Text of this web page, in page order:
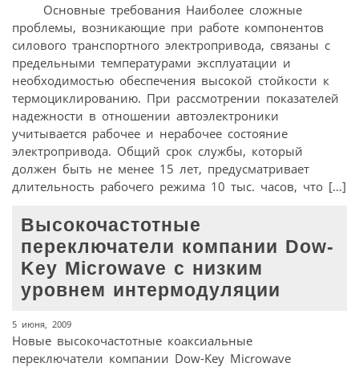
Основные требования Наиболее сложные
проблемы, возникающие при работе компонентов
силового транспортного электропривода, связаны с
предельными температурами эксплуатации и
необходимостью обеспечения высокой стойкости к
термоциклированию. При рассмотрении показателей
надежности в отношении автоэлектроники
учитывается рабочее и нерабочее состояние
электропривода. Общий срок службы, который
должен быть не менее 15 лет, предусматривает
длительность рабочего режима 10 тыс. часов, что […]
Высокочастотные
переключатели компании Dow-
Key Microwave с низким
уровнем интермодуляции
5 июня, 2009
Новые высокочастотные коаксиальные
переключатели компании Dow-Key Microwave